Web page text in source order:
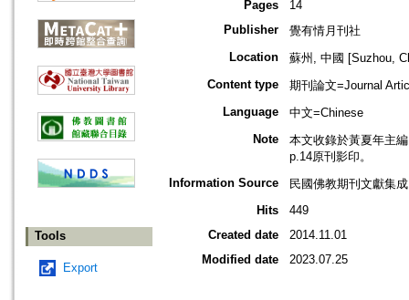
Tools
Export
Pages
14
Publisher
覺有情月刊社
Location
蘇州, 中國 [Suzhou,
Content type
期刊論文=Journal
Language
中文=Chinese
Note
本文收錄於黃夏年主
p.14原刊影印。
Information Source
民國佛教期刊文獻集
Hits
449
Created date
2014.11.01
Modified date
2023.07.25